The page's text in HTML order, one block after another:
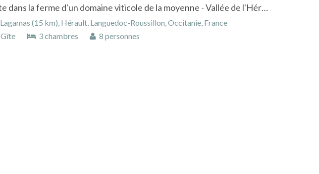
Gîte dans la ferme d'un domaine viticole de la moyenne - Vallée de l'Hérault
Lagamas (15 km), Hérault, Languedoc-Roussillon, Occitanie, France
Gîte
3 chambres 8 personnes